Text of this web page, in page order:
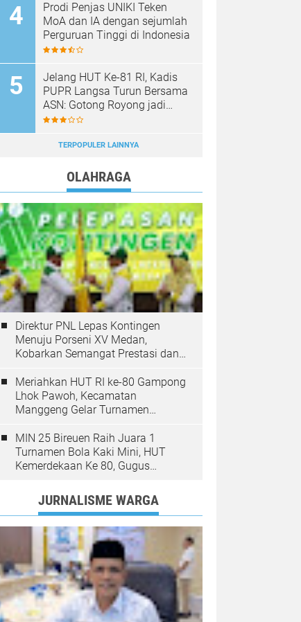
Prodi Penjas UNIKI Teken
MoA dan IA dengan sejumlah
Perguruan Tinggi di Indonesia
Jelang HUT Ke-81 RI, Kadis
PUPR Langsa Turun Bersama
ASN: Gotong Royong jadi
Perekat Kebersamaan
TERPOPULER LAINNYA
OLAHRAGA
Direktur PNL Lepas Kontingen
Menuju Porseni XV Medan,
Kobarkan Semangat Prestasi dan
Meriahkan HUT RI ke-80 Gampong
Lhok Pawoh, Kecamatan
Manggeng Gelar Turnamen
MIN 25 Bireuen Raih Juara 1
Turnamen Bola Kaki Mini, HUT
Kemerdekaan Ke 80, Gugus
JURNALISME WARGA